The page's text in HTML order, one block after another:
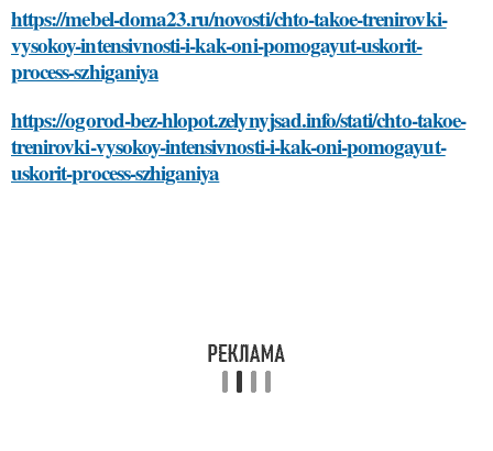
https://mebel-doma23.ru/novosti/chto-takoe-trenirovki-
vysokoy-intensivnosti-i-kak-oni-pomogayut-uskorit-
process-szhiganiya
https://ogorod-bez-hlopot.zelynyjsad.info/stati/chto-takoe-
trenirovki-vysokoy-intensivnosti-i-kak-oni-pomogayut-
uskorit-process-szhiganiya